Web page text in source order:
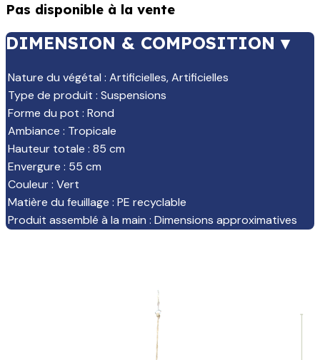
Pas disponible à la vente
DIMENSION & COMPOSITION ▾
Nature du végétal : Artificielles,Artificielles
Type de produit : Suspensions
Forme du pot : Rond
Ambiance : Tropicale
Hauteur totale : 85 cm
Envergure : 55 cm
Couleur: Vert
Matière du feuillage : PE recyclable
Produit assemblé à la main : Dimensions approximatives